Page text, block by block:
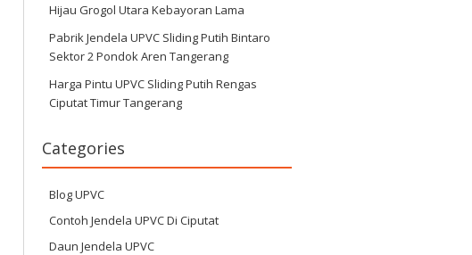
Hijau Grogol Utara Kebayoran Lama
Pabrik Jendela UPVC Sliding Putih Bintaro
Sektor 2 Pondok Aren Tangerang
Harga Pintu UPVC Sliding Putih Rengas
Ciputat Timur Tangerang
Categories
Blog UPVC
Contoh Jendela UPVC Di Ciputat
Daun Jendela UPVC